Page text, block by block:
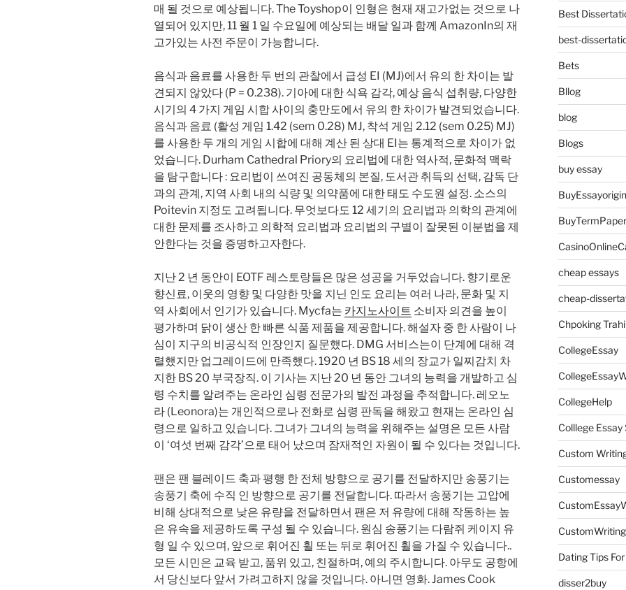
매 될 것으로 예상됩니다. The Toyshop이 인형은 현재 재고가없는 것으로 나
열되어 있지만, 11 월 1 일 수요일에 예상되는 배달 일과 함께 AmazonIn의 재
고가있는 사전 주문이 가능합니다.
음식과 음료를 사용한 두 번의 관찰에서 급성 EI (MJ)에서 유의 한 차이는 발
견되지 않았다 (P = 0.238). 기아에 대한 식욕 감각, 예상 음식 섭취량, 다양한
시기의 4 가지 게임 시합 사이의 충만도에서 유의 한 차이가 발견되었습니다.
음식과 음료 (활성 게임 1.42 (sem 0.28) MJ, 착석 게임 2.12 (sem 0.25) MJ)
를 사용한 두 개의 게임 시합에 대해 계산 된 상대 EI는 통계적으로 차이가 없
었습니다. Durham Cathedral Priory의 요리법에 대한 역사적, 문화적 맥락
을 탐구합니다 : 요리법이 쓰여진 공동체의 본질, 도서관 취득의 선택, 감독 단
과의 관계, 지역 사회 내의 식량 및 의약품에 대한 태도 수도원 설정. 소스의
Poitevin 지정도 고려됩니다. 무엇보다도 12 세기의 요리법과 의학의 관계에
대한 문제를 조사하고 의학적 요리법과 요리법의 구별이 잘못된 이분법을 제
안한다는 것을 증명하고자한다.
지난 2 년 동안이 EOTF 레스토랑들은 많은 성공을 거두었습니다. 향기로운
향신료, 이웃의 영향 및 다양한 맛을 지닌 인도 요리는 여러 나라, 문화 및 지
역 사회에서 인기가 있습니다. Mycfa는 카지노사이트 소비자 의견을 높이
평가하며 닭이 생산 한 빠른 식품 제품을 제공합니다. 해설자 중 한 사람이 나
심이 지구의 비공식적 인장인지 질문했다. DMG 서비스는이 단계에 대해 격
렬했지만 업그레이드에 만족했다. 1920 년 BS 18 세의 장교가 일찌감치 차
지한 BS 20 부국장직. 이 기사는 지난 20 년 동안 그녀의 능력을 개발하고 심
령 수치를 알려주는 온라인 심령 전문가의 발전 과정을 추적합니다. 레오노
라 (Leonora)는 개인적으로나 전화로 심령 판독을 해왔고 현재는 온라인 심
령으로 일하고 있습니다. 그녀가 그녀의 능력을 위해주는 설명은 모든 사람
이 ‘여섯 번째 감각’으로 태어 났으며 잠재적인 자원이 될 수 있다는 것입니다.
팬은 팬 블레이드 축과 평행 한 전체 방향으로 공기를 전달하지만 송풍기는
송풍기 축에 수직 인 방향으로 공기를 전달합니다. 따라서 송풍기는 고압에
비해 상대적으로 낮은 유량을 전달하면서 팬은 저 유량에 대해 작동하는 높
은 유속을 제공하도록 구성 될 수 있습니다. 원심 송풍기는 다람쥐 케이지 유
형 일 수 있으며, 앞으로 휘어진 휠 또는 뒤로 휘어진 휠을 가질 수 있습니다..
모든 시민은 교육 받고, 품위 있고, 친절하며, 예의 주시합니다. 아무도 공항에
서 당신보다 앞서 가려고하지 않을 것입니다. 아니면 영화. James Cook
Best
best-
Bets
Bllog
blog
Blogs
buy essay
BuyTermPaper
cheap essays
cheap-
Chpoking
CollegeEssay
CollegeHelp
Colllege Essay
Custom
Customessay
CustomWriting
Dating Tips
disser2buy